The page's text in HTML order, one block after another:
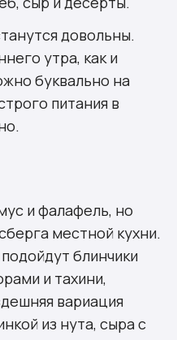
довольны.
утра, как и
буквально на
питания в
ифалафель, но
местной кухни.
блинчики
и тахини,
вариация
из нута, сыра с